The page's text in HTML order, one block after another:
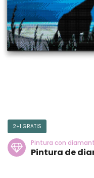
2+1 GRATIS
Pintura con
Pintura de